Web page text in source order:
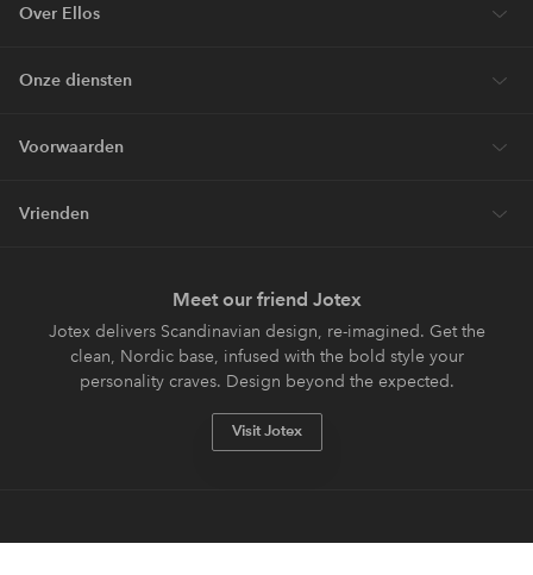
Over Ellos
Onze diensten
Voorwaarden
Vrienden
Meet our friend Jotex
Jotex delivers Scandinavian design, re-imagined. Get the
clean, Nordic base, infused with the bold style your
personality craves. Design beyond the expected.
Visit Jotex